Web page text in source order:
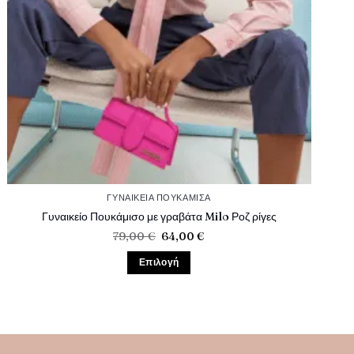
ΓΥΝΑΙΚΕΊΑ ΠΟΥΚΆΜΙΣΑ
Γυναικείο Πουκάμισο με γραβάτα Milo Ροζ ρίγες
79,00€ Original
price
was:
79,00 €.
64,00€
Επιλογή